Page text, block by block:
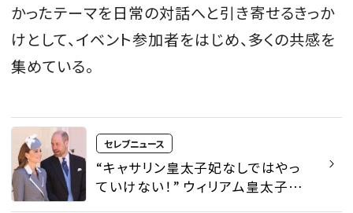
かったテーマを日常の対話へと引き寄せるきっか
けとして、イベント参加者をはじめ、多くの共感を
集めている。
セレブニュース
“キャサリン皇太子妃なしではやっ
ていけない！” ウィリアム皇太子が